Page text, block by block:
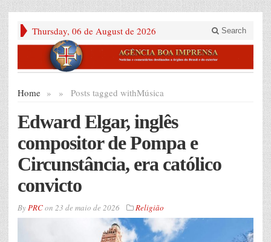
Thursday, 06 de August de 2026 Search
Home » Posts tagged with
» Música
Edward Elgar, inglês
compositor de Pompa e
Circunstância, era católico
convicto
ByPRCon 23 de maio de 2026 Religião